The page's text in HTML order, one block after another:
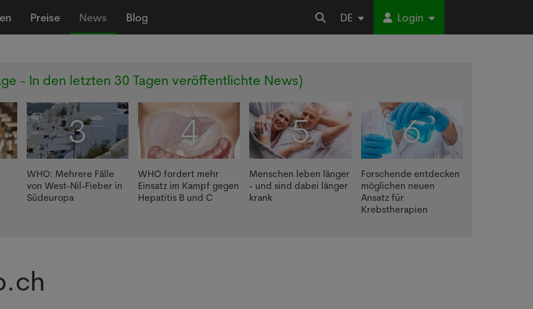
Preise News Blog DE Login
- In den letzten 30 Tagen veröffentlichte News)
3
WHO: Mehrere Fälle
von West-Nil-Fieber in
Südeuropa
4
WHO fordert mehr
Einsatz im Kampf gegen
Hepatitis B und C
5
Menschen leben länger
- und sind dabei länger
krank
6
Forschende entdecken
möglichen neuen
Ansatz für
Krebstherapien